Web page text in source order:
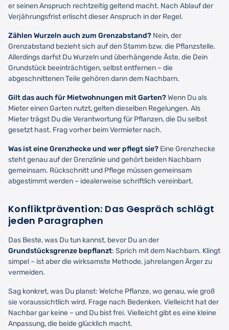
er seinen Anspruch rechtzeitig geltend macht. Nach Ablauf der
Verjährungsfrist erlischt dieser Anspruch in der Regel.
Zählen Wurzeln auch zum Grenzabstand? Nein, der
Grenzabstand bezieht sich auf den Stamm bzw. die Pflanzstelle.
Allerdings darfst Du Wurzeln und überhängende Äste, die Dein
Grundstück beeinträchtigen, selbst entfernen – die
abgeschnittenen Teile gehören dann dem Nachbarn.
Gilt das auch für Mietwohnungen mit Garten?Wenn Du als
Mieter einen Garten nutzt, gelten dieselben Regelungen. Als
Mieter trägst Du die Verantwortung für Pflanzen, die Du selbst
gesetzt hast. Frag vorher beim Vermieter nach.
Was ist eine Grenzhecke und wer pflegt sie? Eine Grenzhecke
steht genau auf der Grenzlinie und gehört beiden Nachbarn
gemeinsam. Rückschnitt und Pflege müssen gemeinsam
abgestimmt werden – idealerweise schriftlich vereinbart.
Konfliktprävention: Das Gespräch schlägt
jeden Paragraphen
Das Beste, was Du tun kannst, bevor Du an der
Grundstücksgrenze bepflanzt: Sprich mit dem Nachbarn. Klingt
simpel – ist aber die wirksamste Methode, jahrelangen Ärger zu
vermeiden.
Sag konkret, was Du planst: Welche Pflanze, wo genau, wie groß
sie voraussichtlich wird. Frage nach Bedenken. Vielleicht hat der
Nachbar gar keine – und Du bist frei. Vielleicht gibt es eine kleine
Anpassung, die beide glücklich macht.